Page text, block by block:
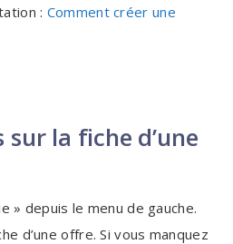
: Comment créer une
sur la fiche d’une
» depuis le menu de gauche.
d’une offre. Si vous manquez